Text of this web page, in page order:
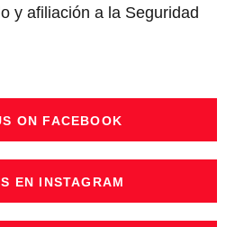
y afiliación a la Seguridad
ON FACEBOOK
EN INSTAGRAM